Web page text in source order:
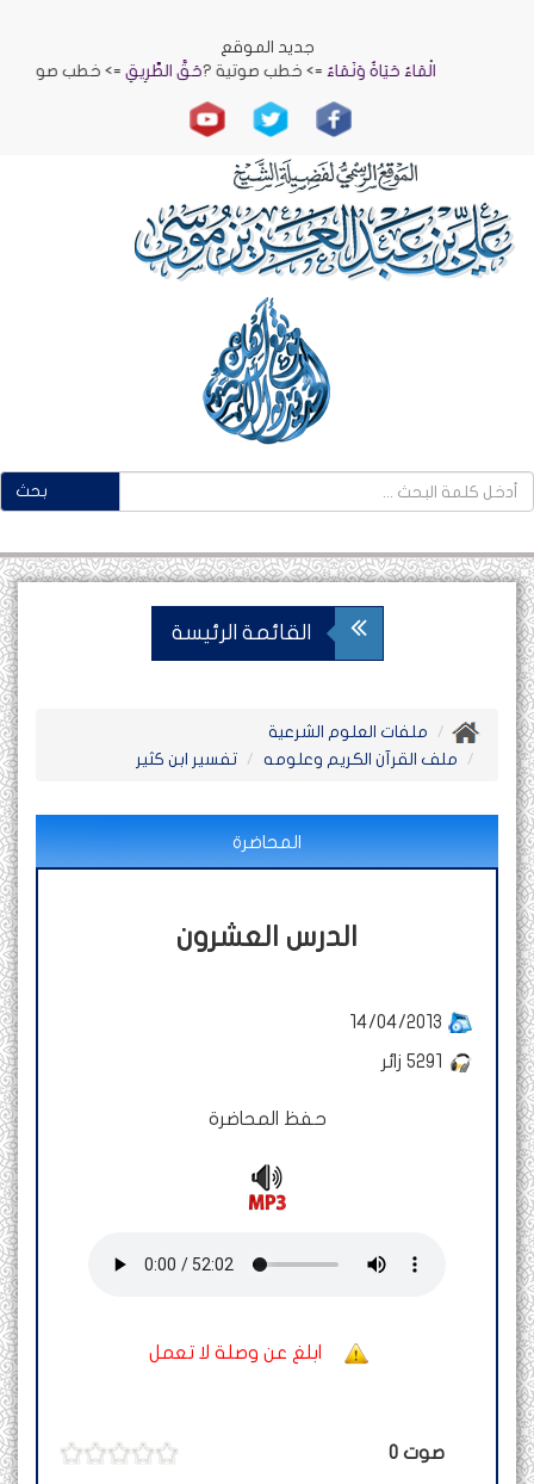
جديد الموقع
الرِّفْقُ
حَقُّ الطَّرِيقِ=> خطب صوتية ? الْمَاءُ حَيَاةٌ وَنَمَاءٌ=> خطب صوتية ?
القائمة الرئيسة
ملفات العلوم الشرعية
ملف القرآن الكريم وعلومه
تفسير ابن كثير
المحاضرة
الدرس العشرون
14/04/2013
5291 زائر
حفظ المحاضرة
ابلغ عن وصلة لا تعمل
0صوت